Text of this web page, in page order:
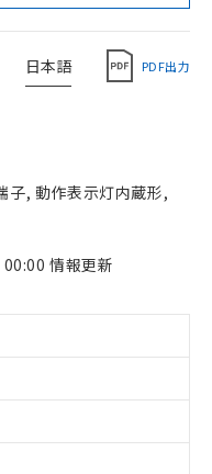
日本語 PDF出力
子, 動作表示灯内蔵形,
情報更新